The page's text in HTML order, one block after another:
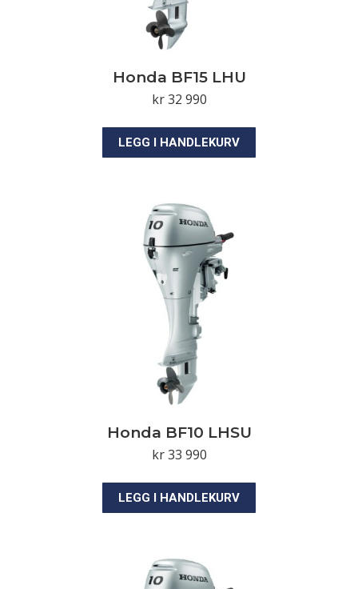
Honda BF15 LHU
kr32 990
LEGG I HANDLEKURV
Honda BF10 LHSU
kr33 990
LEGG I HANDLEKURV